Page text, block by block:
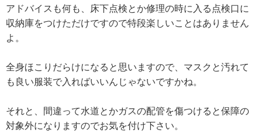
アドバイスも何も、床下点検とか修理の時に入る点検口に
収納庫をつけただけですので特段楽しいことはありません
よ。
全身ほこりだらけになると思いますので、マスクと汚れて
も良い服装で入ればいいんじゃないですかね。
それと、間違って水道とかガスの配管を傷つけると保障の
対象外になりますのでお気を付け下さい。